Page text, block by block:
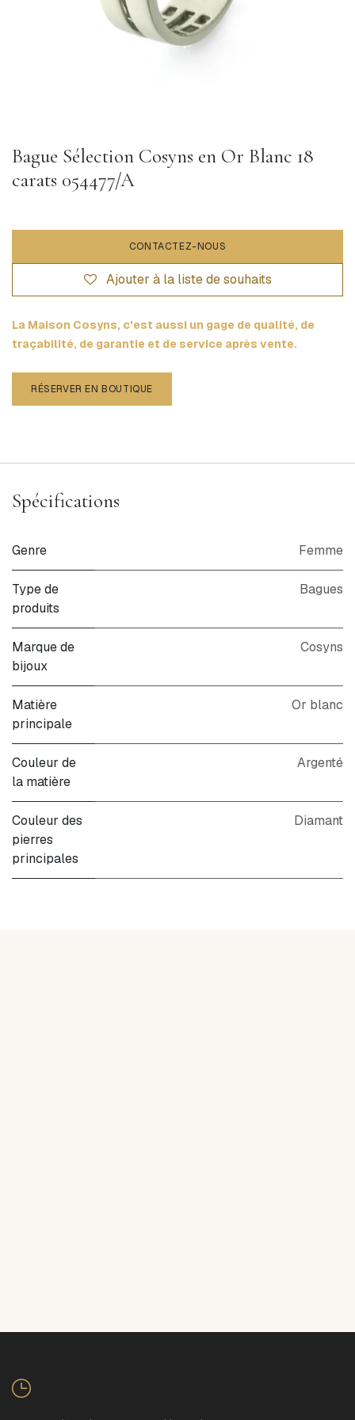
Bague Sélection Cosyns en Or Blanc 18
carats 054477/A
CONTACTEZ-NOUS
Ajouter à la liste de souhaits
La Maison Cosyns, c'est aussi un gage de qualité, de
traçabilité, de garantie et de service après vente.
RÉSERVER EN BOUTIQUE
Spécifications
Genre Femme
Type de
produits
Bagues
Marque de
bijoux
Cosyns
Matière
principale
Or blanc
Couleur de
la matière
Argenté
Couleur des
pierres
principales
Diamant